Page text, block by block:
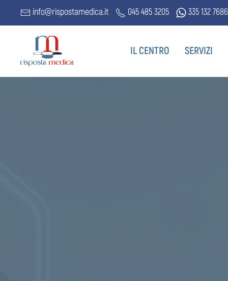
info@rispostamedica.it 045 485 3205 335 132 7686
IL CENTRO SERVIZI